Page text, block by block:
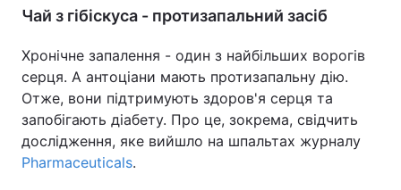
Чай з гібіскуса - протизапальний засіб
Хронічне запалення - один з найбільших ворогів
серця. А антоціани мають протизапальну дію.
Отже, вони підтримують здоров'я серця та
запобігають діабету. Про це, зокрема, свідчить
дослідження, яке вийшло на шпальтах журналу
Pharmaceuticals.